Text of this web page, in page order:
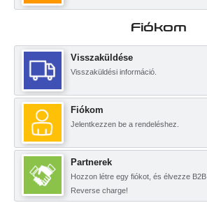
Fiókom
Visszaküldése
Visszaküldési információ.
Fiókom
Jelentkezzen be a rendeléshez.
Partnerek
Hozzon létre egy fiókot, és élvezze
Reverse charge!